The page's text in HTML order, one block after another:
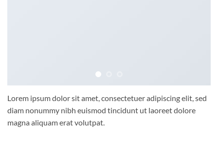
Lorem ipsum dolor sit amet, consectetuer adipiscing elit, sed
diam nonummy nibh euismod tincidunt ut laoreet dolore
magna aliquam erat volutpat.